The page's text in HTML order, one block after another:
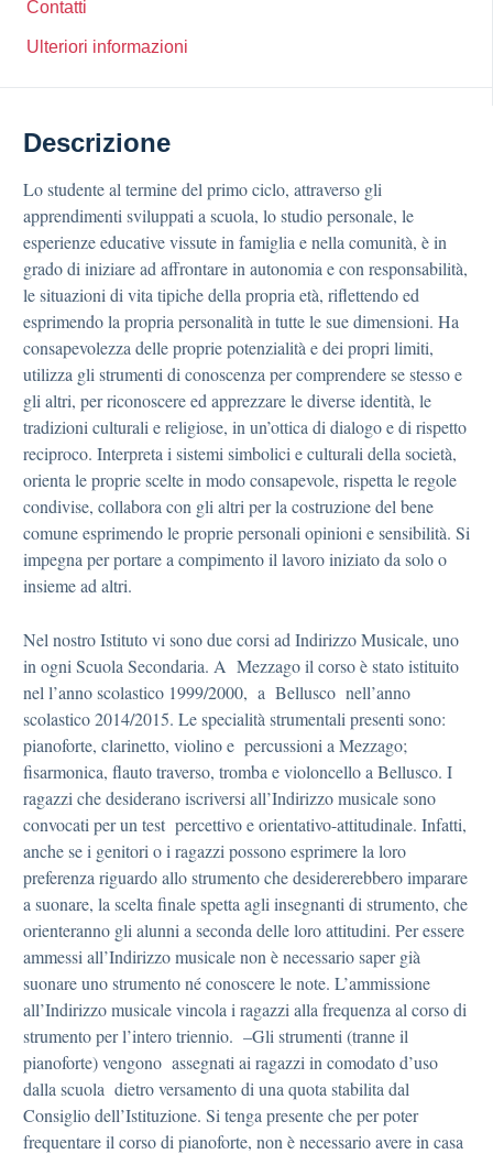
Contatti
Ulteriori informazioni
Descrizione
Lo studente al termine del primo ciclo, attraverso gli
apprendimenti sviluppati a scuola, lo studio personale, le
esperienze educative vissute in famiglia e nella comunità, è in
grado di iniziare ad affrontare in autonomia e con responsabilità,
le situazioni di vita tipiche della propria età, riflettendo ed
esprimendo la propria personalità in tutte le sue dimensioni. Ha
consapevolezza delle proprie potenzialità e dei propri limiti,
utilizza gli strumenti di conoscenza per comprendere se stesso e
gli altri, per riconoscere ed apprezzare le diverse identità, le
tradizioni culturali e religiose, in un’ottica di dialogo e di rispetto
reciproco. Interpreta i sistemi simbolici e culturali della società,
orienta le proprie scelte in modo consapevole, rispetta le regole
condivise, collabora con gli altri per la costruzione del bene
comune esprimendo le proprie personali opinioni e sensibilità. Si
impegna per portare a compimento il lavoro iniziato da solo o
insieme ad altri.
Nel nostro Istituto vi sono due corsi ad Indirizzo Musicale, uno
in ogni Scuola Secondaria. A Mezzago il corso è stato istituito
nel l’anno scolastico 1999/2000, a Bellusco nell’anno
scolastico 2014/2015. Le specialità strumentali presenti sono:
pianoforte, clarinetto, violino e percussioni a Mezzago;
fisarmonica, flauto traverso, tromba e violoncello a Bellusco. I
ragazzi che desiderano iscriversi all’Indirizzo musicale sono
convocati per un test percettivo e orientativo-attitudinale. Infatti,
anche se i genitori o i ragazzi possono esprimere la loro
preferenza riguardo allo strumento che desidererebbero imparare
a suonare, la scelta finale spetta agli insegnanti di strumento, che
orienteranno gli alunni a seconda delle loro attitudini. Per essere
ammessi all’Indirizzo musicale non è necessario saper già
suonare uno strumento né conoscere le note. L’ammissione
all’Indirizzo musicale vincola i ragazzi alla frequenza al corso di
strumento per l’intero triennio. –Gli strumenti (tranne il
pianoforte) vengono assegnati ai ragazzi in comodato d’uso
dalla scuola dietro versamento di una quota stabilita dal
Consiglio dell’Istituzione. Si tenga presente che per poter
frequentare il corso di pianoforte, non è necessario avere in casa